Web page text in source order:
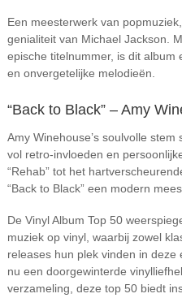
Een meesterwerk van
genialiteit van Michael Jackson.
epische titelnummer, is dit
en onvergetelijke melodieën.
“Back to Black” – Amy
Amy Winehouse’s soulvolle
vol retro-invloeden en
“Rehab” tot het
“Back to Black” een modern
De Vinyl Album Top 50
muziek op vinyl, waarbij zowel
releases hun plek vinden in
nu een doorgewinterde
verzameling, deze top 50 biedt